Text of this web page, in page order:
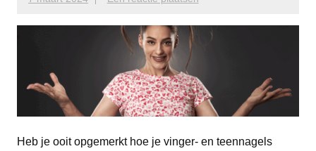
Heb je ooit opgemerkt hoe je vinger- en teennagels